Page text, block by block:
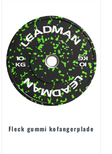
Fleck gummi kofangerplade